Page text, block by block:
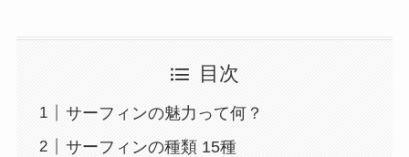
目次
サーフィンの魅力って何？
サーフィンの種類 15種